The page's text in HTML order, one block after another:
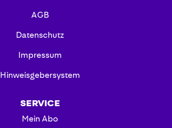
AGB
Datenschutz
Impressum
Hinweisgebersystem
SERVICE
Mein Abo